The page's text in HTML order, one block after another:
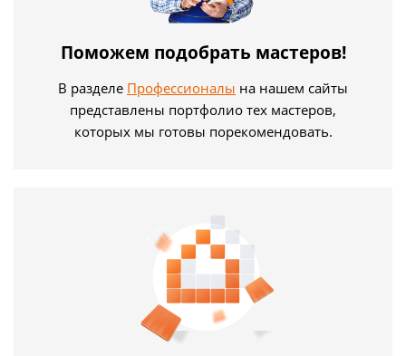
Поможем подобрать мастеров!
В разделе Профессионалы на нашем сайты
представлены портфолио тех мастеров,
которых мы готовы порекомендовать.